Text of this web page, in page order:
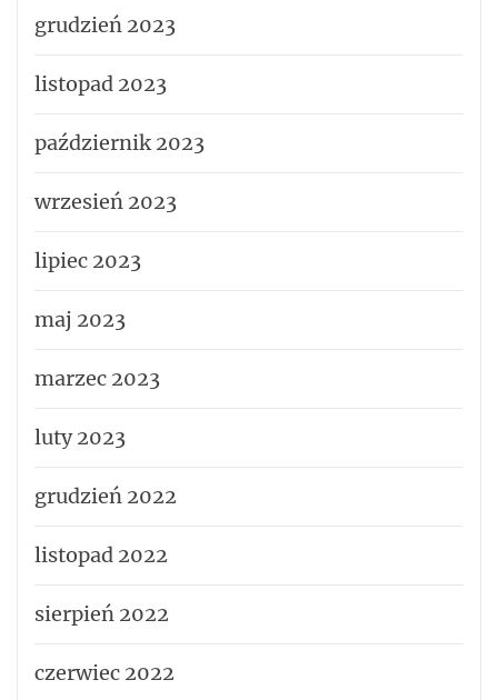
grudzień 2023
listopad 2023
październik 2023
wrzesień 2023
lipiec 2023
maj 2023
marzec 2023
luty 2023
grudzień 2022
listopad 2022
sierpień 2022
czerwiec 2022